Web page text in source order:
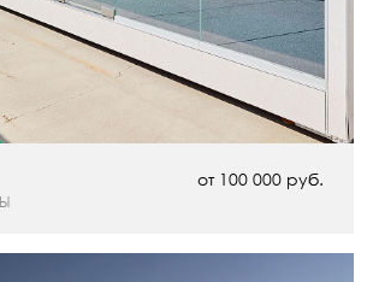
от 100 000 руб.